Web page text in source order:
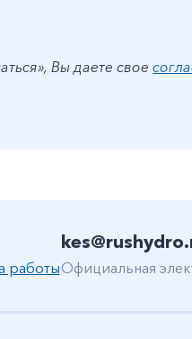
Вы даете свое
работыОфициальная